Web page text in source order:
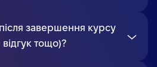
завершення курсу
відгук тощо)?